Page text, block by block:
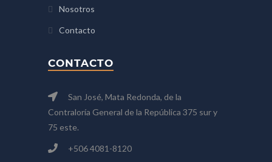
Nosotros
Contacto
CONTACTO
San José, Mata Redonda, de la
Contraloría General de la República 375 sur y
75 este.
+506 4081-8120